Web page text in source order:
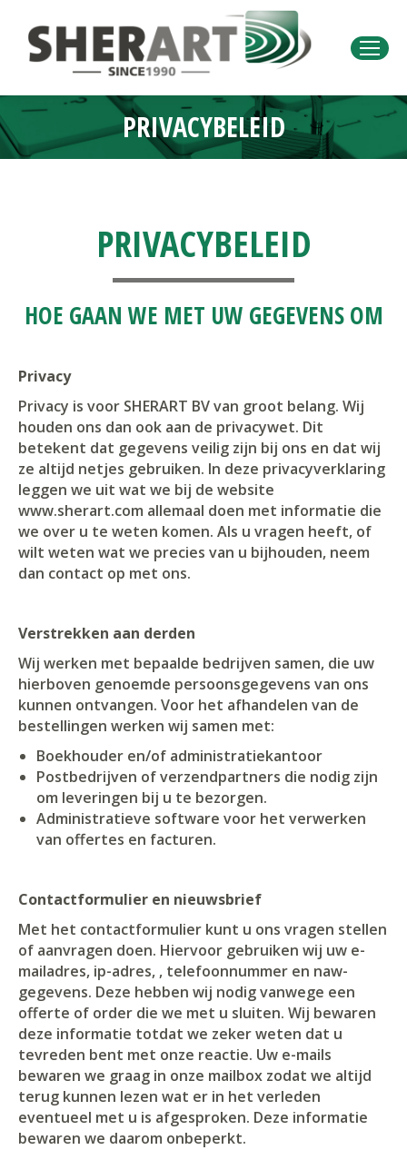
PRIVACYBELEID
Je bent hier:
PRIVACYBELEID
HOE GAAN WE MET UW GEGEVENS OM
Privacy
Privacy is voor SHERART BV van groot belang. Wij
houden ons dan ook aan de privacywet. Dit
betekent dat gegevens veilig zijn bij ons en dat wij
ze altijd netjes gebruiken. In deze privacyverklaring
leggen we uit wat we bij de website
www.sherart.com allemaal doen met informatie die
we over u te weten komen. Als u vragen heeft, of
wilt weten wat we precies van u bijhouden, neem
dan contact op met ons.
Verstrekken aan derden
Wij werken met bepaalde bedrijven samen, die uw
hierboven genoemde persoonsgegevens van ons
kunnen ontvangen. Voor het afhandelen van de
bestellingen werken wij samen met:
Boekhouder en/of administratiekantoor
Postbedrijven of verzendpartners die nodig zijn
om leveringen bij u te bezorgen.
Administratieve software voor het verwerken
van offertes en facturen.
Contactformulier en nieuwsbrief
Met het contactformulier kunt u ons vragen stellen
of aanvragen doen. Hiervoor gebruiken wij uw e-
mailadres, ip-adres, , telefoonnummer en naw-
gegevens. Deze hebben wij nodig vanwege een
offerte of order die we met u sluiten. Wij bewaren
deze informatie totdat we zeker weten dat u
tevreden bent met onze reactie. Uw e-mails
bewaren we graag in onze mailbox zodat we altijd
terug kunnen lezen wat er in het verleden
eventueel met u is afgesproken. Deze informatie
bewaren we daarom onbeperkt.